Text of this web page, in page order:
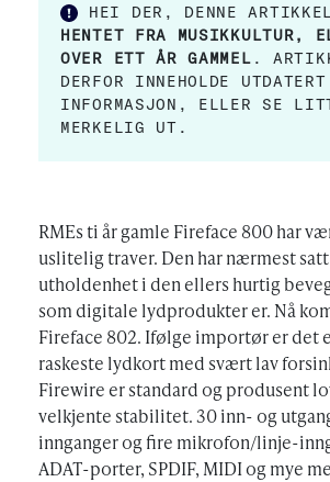
HEI DER, DENNE
HENTET FRA MUSIKKULTUR,
OVER ETT ÅR GAMMEL .
DERFOR INNEHOLDE UTDATERT
INFORMASJON, ELLER SE
MERKELIG UT.
RMEs ti år gamle Fireface 800 har
uslitelig traver. Den har nærmest
utholdenhet i den ellers hurtig
som digitale lydprodukter er. Nå
Fireface 802. Ifølge importør er det
raskeste lydkort med svært lav
Firewire er standard og produsent
velkjente stabilitet. 30 inn- og
innganger og fire mikrofon/linje-
ADAT-porter, SPDIF, MIDI og mye